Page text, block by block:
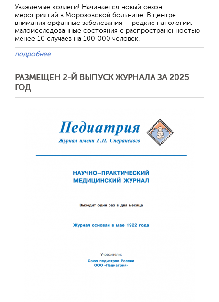
Уважаемые коллеги! Начинается новый сезон
мероприятий в Морозовской больнице. В центре
внимания орфанные заболевания — редкие патологии,
малоисследованные состояния с распространенностью
менее 10 случаев на 100 000 человек.
подробнее
РАЗМЕЩЕН 2-Й ВЫПУСК ЖУРНАЛА ЗА 2025
ГОД